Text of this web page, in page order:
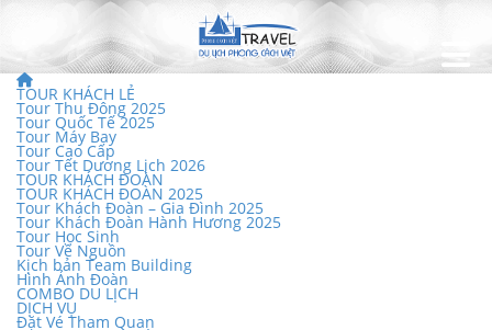
TOUR KHÁCH LẺ
Tour Thu Đông 2025
Tour Quốc Tế 2025
Tour Máy Bay
Tour Cao Cấp
Tour Tết Dương Lịch 2026
TOUR KHÁCH ĐOÀN
TOUR KHÁCH ĐOÀN 2025
Tour Khách Đoàn – Gia Đình 2025
Tour Khách Đoàn Hành Hương 2025
Tour Học Sinh
Tour Về Nguồn
Kịch bản Team Building
Hình Ảnh Đoàn
COMBO DU LỊCH
DỊCH VỤ
Đặt Vé Tham Quan